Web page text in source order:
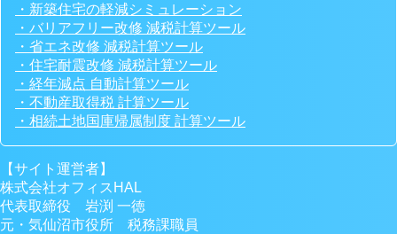
・新築住宅の軽減シミュレーション
・バリアフリー改修 減税計算ツール
・省エネ改修 減税計算ツール
・住宅耐震改修 減税計算ツール
・経年減点 自動計算ツール
・不動産取得税 計算ツール
・相続土地国庫帰属制度 計算ツール
【サイト運営者】
株式会社オフィスHAL
代表取締役 岩渕 一徳
元・気仙沼市役所 税務課職員